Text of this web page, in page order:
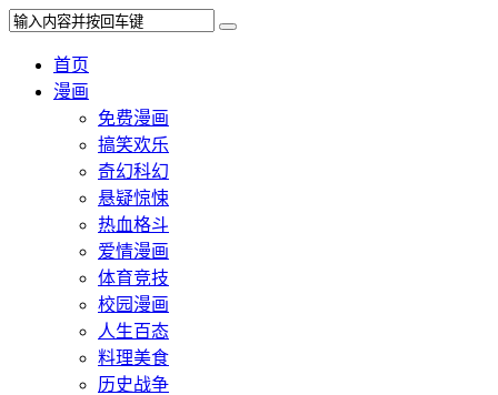
首页
漫画
免费漫画
搞笑欢乐
奇幻科幻
悬疑惊悚
热血格斗
爱情漫画
体育竞技
校园漫画
人生百态
料理美食
历史战争